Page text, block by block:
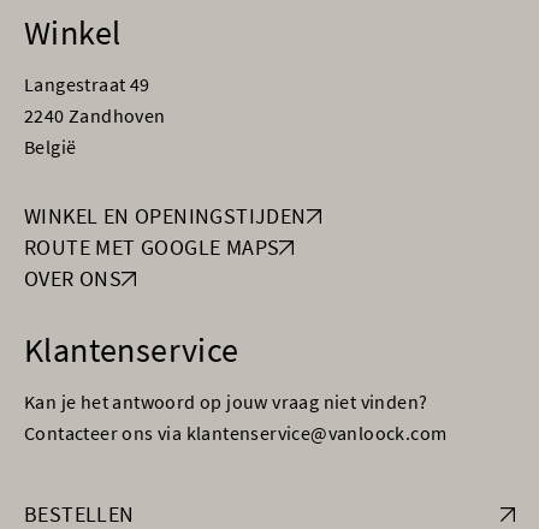
Winkel
Langestraat 49
2240 Zandhoven
België
WINKEL EN OPENINGSTIJDEN
ROUTE MET GOOGLE MAPS
OVER ONS
Klantenservice
Kan je het antwoord op jouw vraag niet vinden?
Contacteer ons via klantenservice@vanloock.com
BESTELLEN